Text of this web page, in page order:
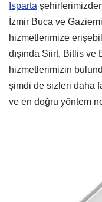
Isparta
İzmir Buca ve
hizmetlerimize
dışında Siirt, Bitlis
hizmetlerimizin
şimdi de sizleri daha
ve en doğru yöntem